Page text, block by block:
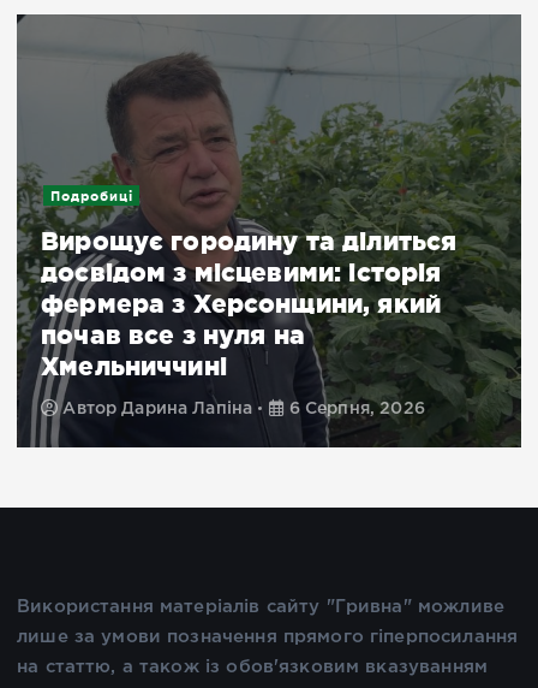
Подробиці
Вирощує городину та ділиться
досвідом з місцевими: історія
фермера з Херсонщини, який
почав все з нуля на
Хмельниччині
АвторДарина Лапіна 6 Серпня, 2026
Використання матеріалів сайту "Гривна" можливе
лише за умови позначення прямого гіперпосилання
на статтю, а також із обов'язковим вказуванням